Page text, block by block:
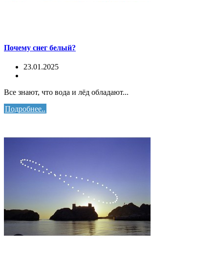
Почему снег белый?
23.01.2025
Все знают, что вода и лёд обладают...
Подробнее..